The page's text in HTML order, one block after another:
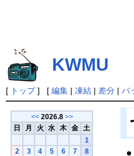
KWMU
[ トップ] [ 編集 | 凍結 | 差分 | バ
<< 2026.8 >>
日
月 火 水 木 金
土
1
2
3 4 5 6 7
8